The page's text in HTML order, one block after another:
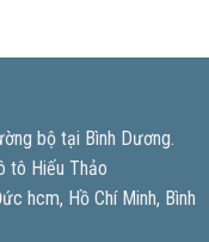
bộ tại Bình Dương.
tô Hiếu Thảo
hcm, Hồ Chí Minh, Bình